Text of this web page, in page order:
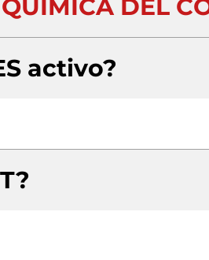
DEL
activo?